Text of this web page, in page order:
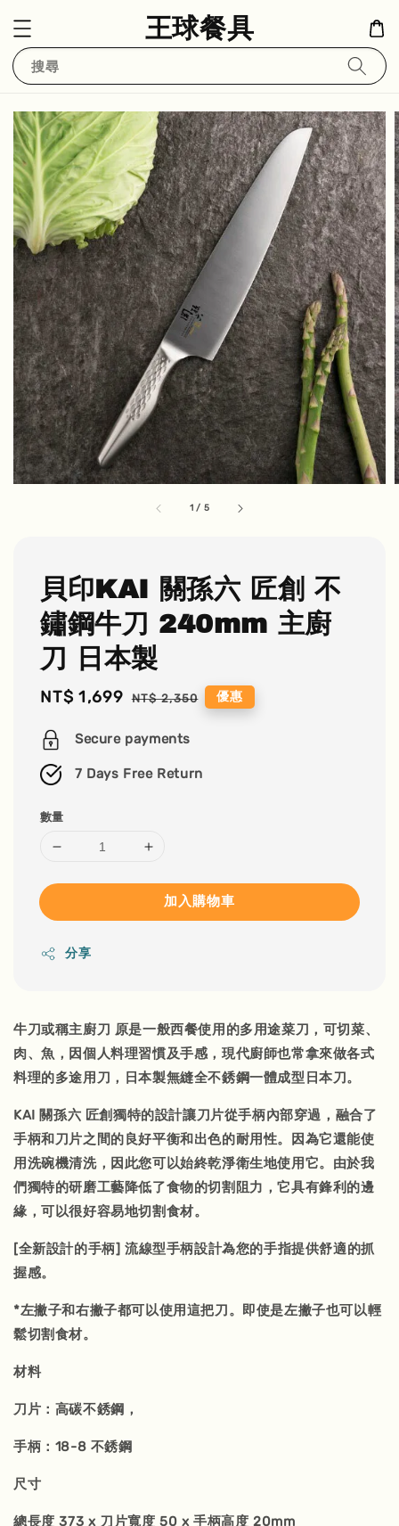
王球餐具
搜尋
1 / 5
貝印KAI 關孫六 匠創 不
鏽鋼牛刀 240mm 主廚
刀 日本製
Sale
NT$ 1,699 Regular
NT$ 2,350 優惠
Secure payments
7 Days Free Return
數量
加入購物車
分享
牛刀或稱主廚刀 原是一般西餐使用的多用途菜刀，可切菜、
肉、魚，因個人料理習慣及手感，現代廚師也常拿來做各式
料理的多途用刀，日本製無縫全不銹鋼一體成型日本刀。
KAI 關孫六 匠創獨特的設計讓刀片從手柄內部穿過，融合了
手柄和刀片之間的良好平衡和出色的耐用性。因為它還能使
用洗碗機清洗，因此您可以始終乾淨衛生地使用它。由於我
們獨特的研磨工藝降低了食物的切割阻力，它具有鋒利的邊
緣，可以很好容易地切割食材。
[全新設計的手柄] 流線型手柄設計為您的手指提供舒適的抓
握感。
*左撇子和右撇子都可以使用這把刀。即使是左撇子也可以輕
鬆切割食材。
材料
刀片：高碳不銹鋼，
手柄：18-8 不銹鋼
尺寸
總長度 373 x 刀片寬度 50 x 手柄高度 20mm